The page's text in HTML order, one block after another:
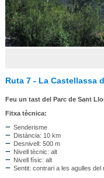
Ruta 7 - La Castellassa
Feu un tast del Parc de Sant
Fitxa tècnica:
Senderisme
Distància: 10 km
Desnivell: 500 m
Nivell tècnic: alt
Nivell físic: alt
Sentit: contrari a les agulles